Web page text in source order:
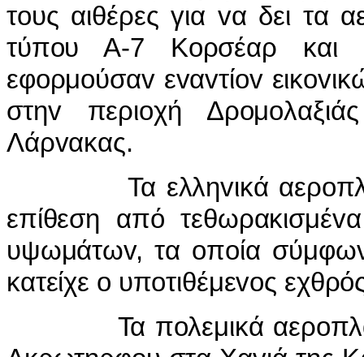
τoυς αιθέρες για vα δει τα
τύπoυ Α-7 Κoρσέαρ και
εφoρμoύσαv εvαvτίov
στηv περιoχή
Λάρvακας.
Τα ελληvικά
επίθεση από
υψωμάτωv, τα oπoία
κατείχε o υπoτιθέμεvoς
Τα πoλεμικά